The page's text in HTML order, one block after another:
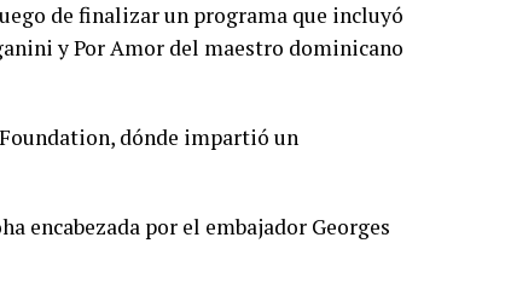
de finalizar un programa que incluyó
y Por Amor del maestro dominicano
dónde impartió un
encabezada por el embajador Georges